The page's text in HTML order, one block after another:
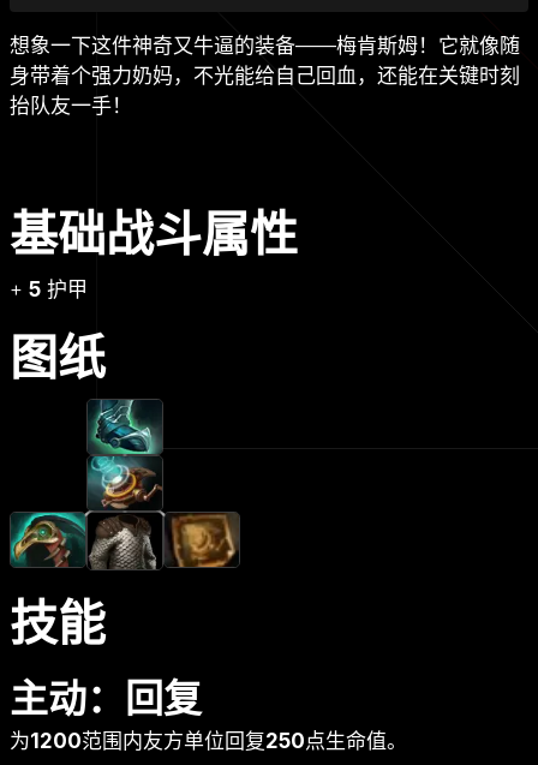
想象一下这件神奇又牛逼的装备——梅肯斯姆！它就像随
身带着个强力奶妈，不光能给自己回血，还能在关键时刻
抬队友一手！
基础战斗属性
+ 5 护甲
图纸
技能
主动：回复
为1200范围内友方单位回复250点生命值。